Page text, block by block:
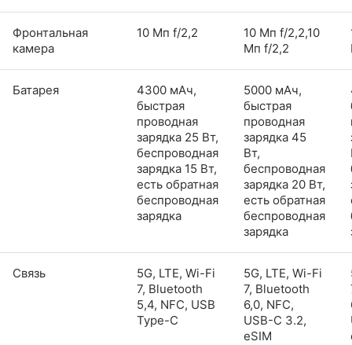
Фронтальная
камера
10 Мп f/2,2
10 Мп f/2,2,10
Мп f/2,2
Батарея
4300 мАч,
быстрая
проводная
зарядка 25 Вт,
беспроводная
зарядка 15 Вт,
есть обратная
беспроводная
зарядка
5000 мАч,
быстрая
проводная
зарядка 45
Вт,
беспроводная
зарядка 20 Вт,
есть обратная
беспроводная
зарядка
Связь
5G, LTE, Wi-Fi
7, Bluetooth
5,4, NFC, USB
Type-C
5G, LTE, Wi-Fi
7, Bluetooth
6,0, NFC,
USB-C 3.2,
eSIM